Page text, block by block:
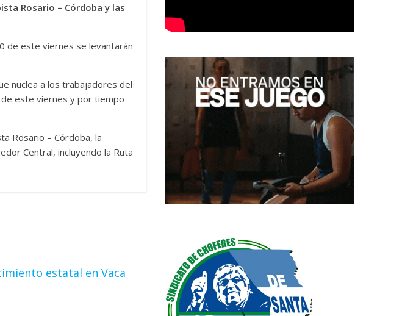
Rosario – Córdoba y las
de este viernes se levantarán
nuclea a los trabajadores del
este viernes y por tiempo
Rosario – Córdoba, la
Central, incluyendo la Ruta
estatal en Vaca